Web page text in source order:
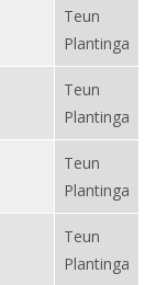
Teun
Plantinga
Teun
Plantinga
Teun
Plantinga
Teun
Plantinga